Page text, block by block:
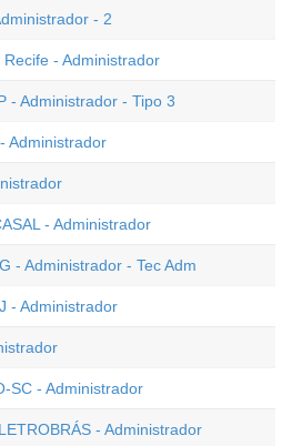
- 2
- Administrador
- Administrador - Tipo 3
Administrador
- Administrador
- Administrador - Tec Adm
- Administrador
SC - Administrador
- Administrador